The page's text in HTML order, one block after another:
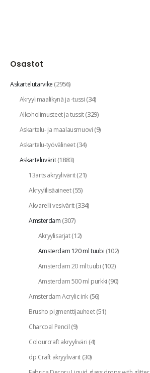
Osastot
Askartelutarvike(2956)
Akryylimaalikynä ja -tussi(34)
Alkoholimusteet ja tussit(329)
Askartelu- ja maalausmuovi(9)
Askartelu-työvälineet(34)
Askarteluvärit(1883)
13arts akryylivärit(21)
Akryylilisäaineet(55)
Akvarelli vesivärit(334)
Amsterdam(307)
Akryylisarjat(12)
Amsterdam 120 ml tuubi(102)
Amsterdam 20 ml tuubi(102)
Amsterdam 500 ml purkki(90)
Amsterdam Acrylic ink(56)
Brusho pigmenttijauheet(51)
Charcoal Pencil(9)
Colourcraft akryyliväri(4)
dp Craft akryylivärit(30)